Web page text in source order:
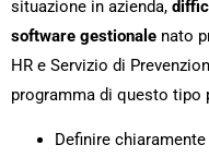
situazione in azienda,
software gestionale nato
HR e Servizio di
programma di questo tipo
Definire